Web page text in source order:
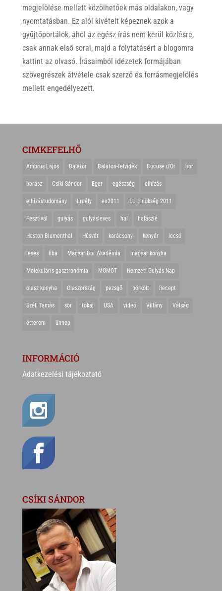
megjelölése mellett közölhetőek más oldalakon, vagy
nyomtatásban. Ez alól kivételt képeznek azok a
gyűjtőportálok, ahol az egész írás nem kerül közlésre,
csak annak első sorai, majd a folytatásért a blogomra
kattint az olvasó. Írásaimból idézetek formájában
szövegrészek átvétele csak szerző és forrásmegjelölés
mellett engedélyezett.
CIMKEFELHŐ
Ambrus Lajos Balaton Balaton-felvidék Bocuse d'Or bor
borász Csíki Sándor Eger egészség elhízás
elhízástudomány Erdély eu2011 EU Elnökség 2011
Fesztivál gulyás gulyásleves hal halászlé
Heston Blumenthal Húsvét karácsony kenyér lecsó
leves liba Magyar Bor Akadémia magyar konyha
Molekuláris gasztronómia MOMOT Nemzeti Gulyás Nap
olasz konyha Olaszország pezsgő pörkölt Recept
Széll Tamás sör tokaj USA videó Villány Válság
étterem ünnep
INFORMÁCIÓ
Adatkezelési tájékoztató
CSÍKI SÁNDOR